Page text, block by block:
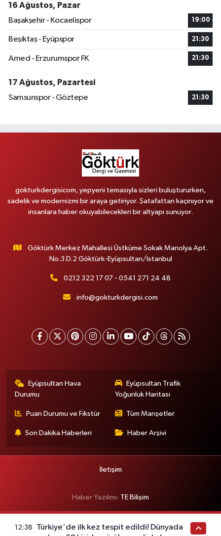
16 Ağustos, Pazar
Başakşehir - Kocaelispor
19:00
Beşiktaş - Eyüpspor 21:30
Amed - Erzurumspor FK 21:30
17 Ağustos, Pazartesi
Samsunspor - Göztepe
21:30
gokturkdergisicom, yepyeni temasıyla sizleri buluştururken,
sadelik ve modernizmi bir araya getiriyor. Şatafattan kaçınıyor ve
insanlara haber okuyabilecekleri bir altyapı sunuyor.
Göktürk Merkez Mahallesi Üstküme Sokak Manolya Apt.
No.3 D.2 Göktürk-Eyüpsultan/İstanbul
0212 322 17 07 - 0541 271 24 48
info@gokturkdergisi.com
Eyüpsultan Hava
Durumu
Eyüpsultan Trafik
Yoğunluk Haritası
Puan Durumu ve Fikstür Tüm Manşetler
Son Dakika Haberleri Haber Arşivi
İletişim
Haber Yazılımı: TE Bilişim
12:38
Türkiye'de ilk kez tespit edildi! Dünyada